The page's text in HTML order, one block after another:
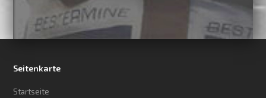
Seitenkarte
Startseite